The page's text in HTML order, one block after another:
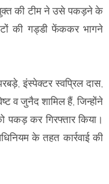
की टीम ने उसे पकड़ने के
की गड्डी फेंककर भागने
इंस्पेक्टर स्वप्रिल दास,
व जुनैद शामिल हैं, जिन्होंने
पकड़ कर गिरफ्तार किया।
के तहत कार्रवाई की